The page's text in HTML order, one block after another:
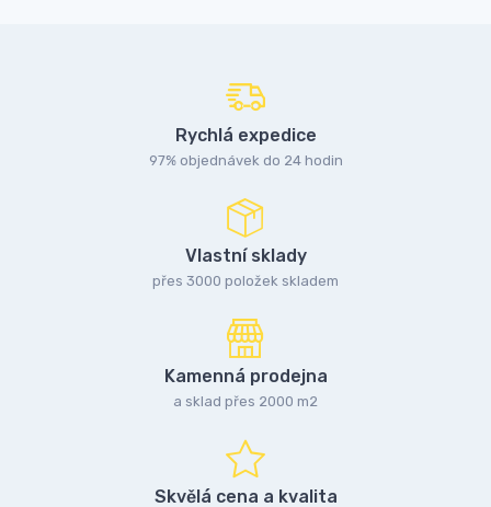
Rychlá expedice
97% objednávek do 24 hodin
Vlastní sklady
přes 3000 položek skladem
Kamenná prodejna
a sklad přes 2000 m2
Skvělá cena a kvalita